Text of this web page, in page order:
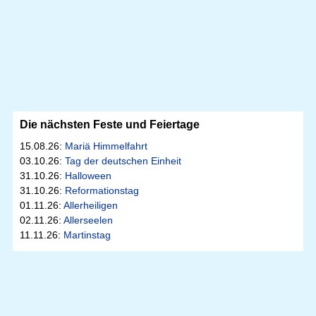
Die nächsten Feste und Feiertage
15.08.26: Mariä Himmelfahrt
03.10.26: Tag der deutschen Einheit
31.10.26: Halloween
31.10.26: Reformationstag
01.11.26: Allerheiligen
02.11.26: Allerseelen
11.11.26: Martinstag